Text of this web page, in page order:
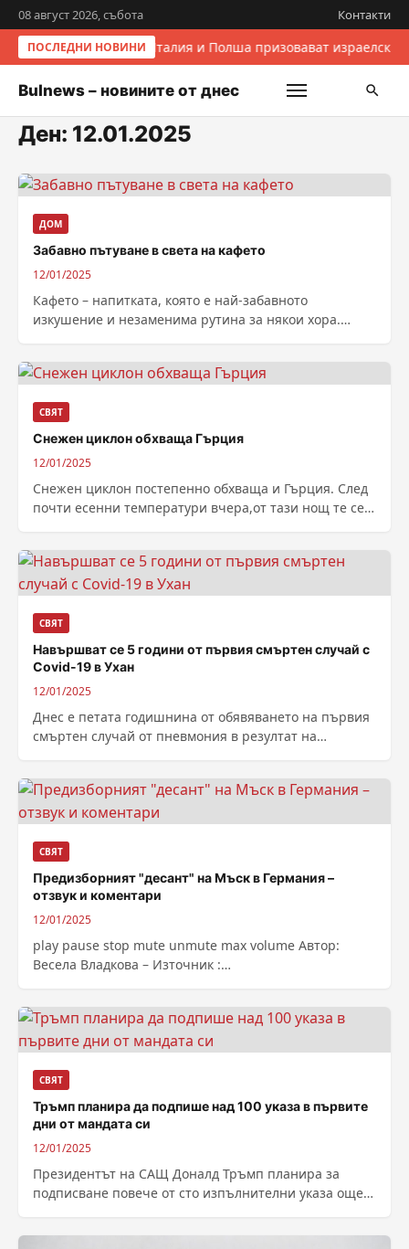
08 август 2026, събота Контакти
ПОСЛЕДНИ НОВИНИ Италия и Полша призовават
Bulnews – новините от днес
Ден: 12.01.2025
ДОМ
Забавно пътуване в света на кафето
12/01/2025
Кафето – напитката, която е най-забавното
изкушение и незаменима рутина за някои хора.
СВЯТ
Снежен циклон обхваща Гърция
12/01/2025
Снежен циклон постепенно обхваща и Гърция. След
почти есенни температури вчера,от тази нощ те се
СВЯТ
Навършват се 5 години от първия смъртен случай с
Covid-19 в Ухан
12/01/2025
Днес е петата годишнина от обявяването на първия
смъртен случай от пневмония в резултат на
СВЯТ
Предизборният "десант" на Мъск в Германия –
отзвук и коментари
12/01/2025
play pause stop mute unmute max volume Автор:
Весела Владкова – Източник :
СВЯТ
Тръмп планира да подпише над 100 указа в първите
дни от мандата си
12/01/2025
Президентът на САЩ Доналд Тръмп планира за
подписване повече от сто изпълнителни указа още в